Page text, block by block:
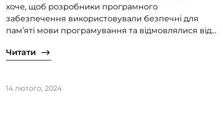
хоче, щоб розробники програмного
забезпечення використовували безпечні для
пам’яті мови програмування та відмовлялися від...
Читати
14 лютого, 2024